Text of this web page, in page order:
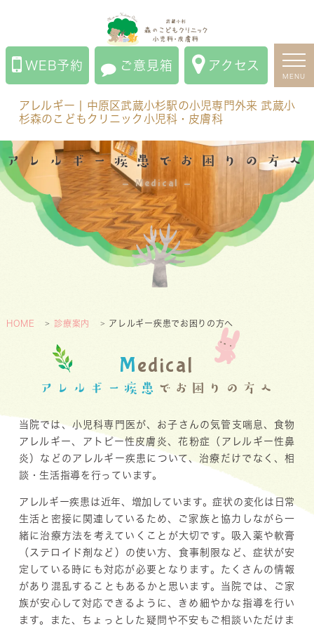
アレルギー | 中原区武蔵小杉駅の小児専門外来 武蔵小杉森
のこどもクリニック小児科・皮膚科
English
文
WEB予約 ご意見箱 アクセス
MENU
アレルギー | 中原区武蔵小杉駅の小児専門外来 武蔵小
杉森のこどもクリニック小児科・皮膚科
アレルギー疾患でお困りの方へ
Medical
HOME 診療案内 アレルギー疾患でお困りの方へ
Medical
アレルギー疾患 でお困りの方へ
当院では、小児科専門医が、お子さんの気管支喘息、食物
アレルギー、アトピー性皮膚炎、花粉症（アレルギー性鼻
炎）などのアレルギー疾患について、治療だけでなく、相
談・生活指導を行っています。
アレルギー疾患は近年、増加しています。症状の変化は日常
生活と密接に関連しているため、ご家族と協力しながら一
緒に治療方法を考えていくことが大切です。吸入薬や軟膏
（ステロイド剤など）の使い方、食事制限など、症状が安
定している時にも対応が必要となります。たくさんの情報
があり混乱することもあるかと思います。当院では、ご家
族が安心して対応できるように、きめ細やかな指導を行い
ます。また、ちょっとした疑問や不安もご相談いただけま